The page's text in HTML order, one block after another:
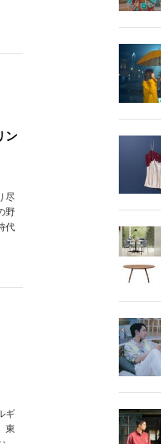
ン
尽
野
代
ギ
東